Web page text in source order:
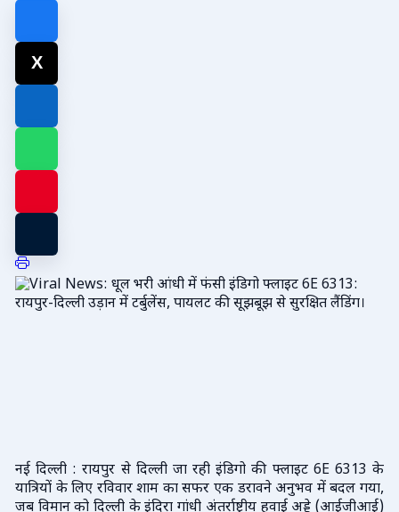
नई दिल्ली : रायपुर से दिल्ली जा रही इंडिगो की फ्लाइट 6E 6313 के
यात्रियों के लिए रविवार शाम का सफर एक डरावने अनुभव में बदल गया,
जब विमान को दिल्ली के इंदिरा गांधी अंतर्राष्ट्रीय हवाई अड्डे (आईजीआई)